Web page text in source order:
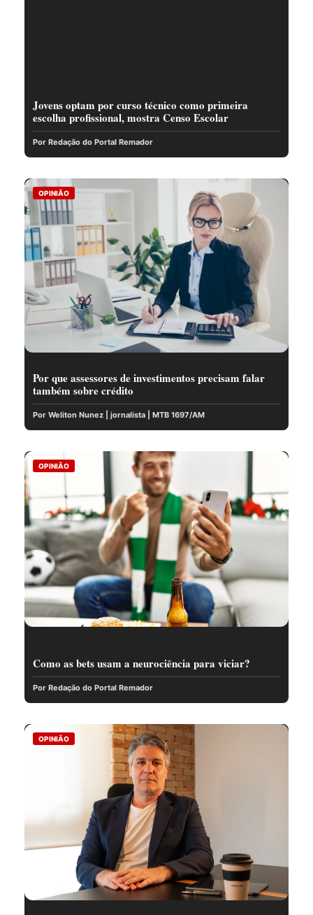
Jovens optam por curso técnico como primeira
escolha profissional, mostra Censo Escolar
Por Redação do Portal Remador
OPINIÃO
Por que assessores de investimentos precisam falar
também sobre crédito
Por Weliton Nunez | jornalista | MTB 1697/AM
OPINIÃO
Como as bets usam a neurociência para viciar?
Por Redação do Portal Remador
OPINIÃO